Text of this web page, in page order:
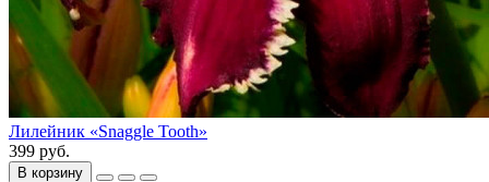
Лилейник «Snaggle Tooth»
399 руб.
В корзину